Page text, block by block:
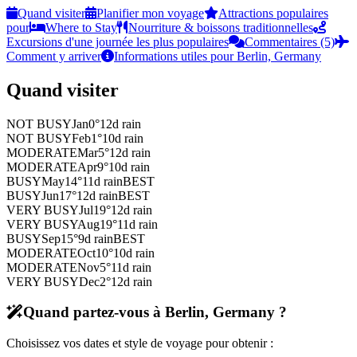
Quand visiter
Planifier mon voyage
Attractions populaires
pour
Where to Stay
Nourriture & boissons traditionnelles
Excursions d'une journée les plus populaires
Commentaires (5)
Comment y arriver
Informations utiles pour Berlin, Germany
Quand visiter
NOT BUSYJan0°12d rain
NOT BUSYFeb1°10d rain
MODERATEMar5°12d rain
MODERATEApr9°10d rain
BUSYMay14°11d rainBEST
BUSYJun17°12d rainBEST
VERY BUSYJul19°12d rain
VERY BUSYAug19°11d rain
BUSYSep15°9d rainBEST
MODERATEOct10°10d rain
MODERATENov5°11d rain
VERY BUSYDec2°12d rain
Quand partez-vous à Berlin, Germany ?
Choisissez vos dates et style de voyage pour obtenir :